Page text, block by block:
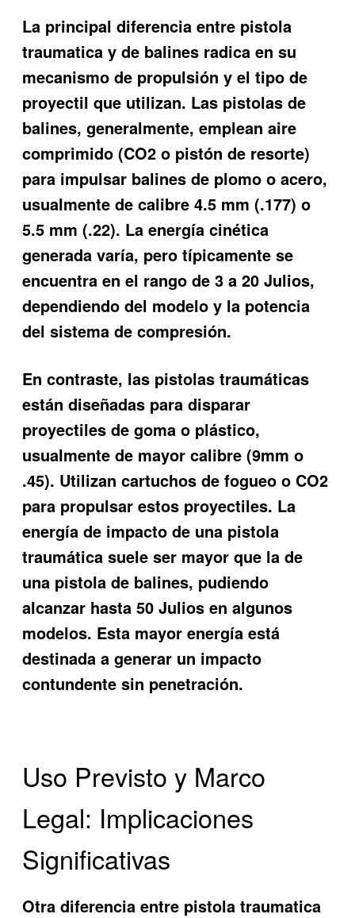
La principaldiferencia entre pistola
traumatica y de balines radica en su
mecanismo de propulsión y el tipo de
proyectil que utilizan. Las pistolas de
balines, generalmente, emplean aire
comprimido (CO2 o pistón de resorte)
para impulsar balines de plomo o acero,
usualmente de calibre 4.5 mm (.177) o
5.5 mm (.22). La energía cinética
generada varía, pero típicamente se
encuentra en el rango de 3 a 20 Julios,
dependiendo del modelo y la potencia
del sistema de compresión.
En contraste, las pistolas traumáticas
están diseñadas para disparar
proyectiles de goma o plástico,
usualmente de mayor calibre (9mm o
.45). Utilizan cartuchos de fogueo o CO2
para propulsar estos proyectiles. La
energía de impacto de una pistola
traumática suele ser mayor que la de
una pistola de balines, pudiendo
alcanzar hasta 50 Julios en algunos
modelos. Esta mayor energía está
destinada a generar un impacto
contundente sin penetración.
Uso Previsto y Marco
Legal: Implicaciones
Significativas
Otradiferencia entre pistola traumatica